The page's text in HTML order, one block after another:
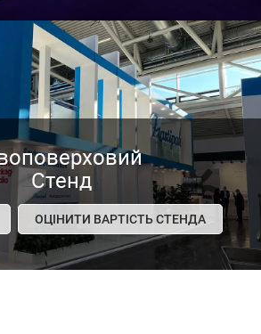
Стенд
ОЦІНИТИ ВАРТІСТЬ СТЕНДА